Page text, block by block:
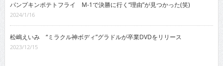
パンプキンポテトフライ M-1で決勝に行く“理由”が見つかった(笑)
2024/1/16
松嶋えいみ “ミラクル神ボディ”グラドルが卒業DVDをリリース
2023/12/15